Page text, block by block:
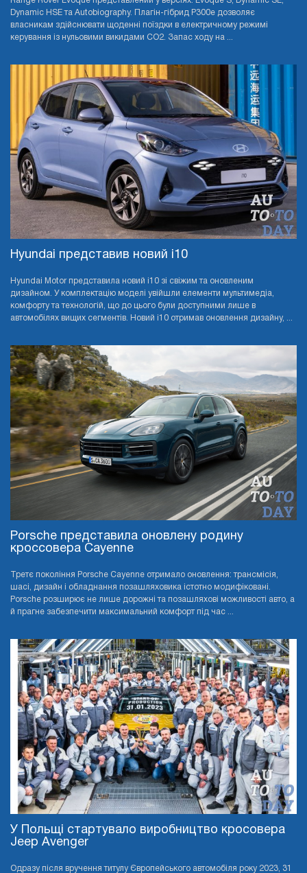
Dynamic HSE та Autobiography. Плагін-гібрид P300e дозволяє
власникам здійснювати щоденні поїздки в електричному режимі
керування із нульовими викидами CO2. Запас ходу на ...
Hyundai представив новий i10
Hyundai Motor представила новий i10 зі свіжим та оновленим
дизайном. У комплектацію моделі увійшли елементи мультимедіа,
комфорту та технологій, що до цього були доступними лише в
автомобілях вищих сегментів. Новий i10 отримав оновлення дизайну, ...
Porsche представила оновлену родину
кроссовера Cayenne
Третє покоління Porsche Cayenne отримало оновлення: трансмісія,
шасі, дизайн і обладнання позашляховика істотно модифіковані.
Porsche розширює не лише дорожні та позашляхові можливості авто, а
й прагне забезпечити максимальний комфорт під час ...
У Польщі стартувало виробництво кросовера
Jeep Avenger
Одразу після вручення титулу Європейського автомобіля року 2023, 31